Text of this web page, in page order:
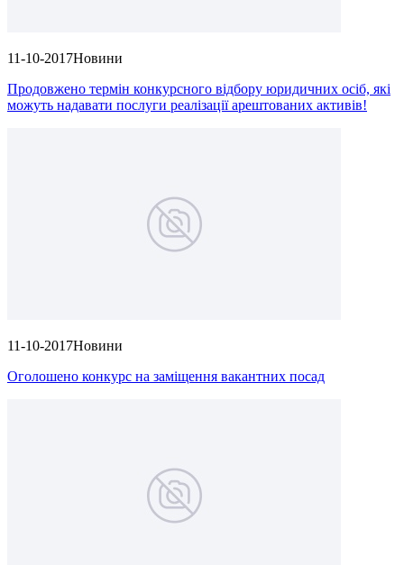
11-10-2017Новини
Продовжено термін конкурсного відбору юридичних осіб, які
можуть надавати послуги реалізації арештованих активів!
11-10-2017Новини
Оголошено конкурс на заміщення вакантних посад